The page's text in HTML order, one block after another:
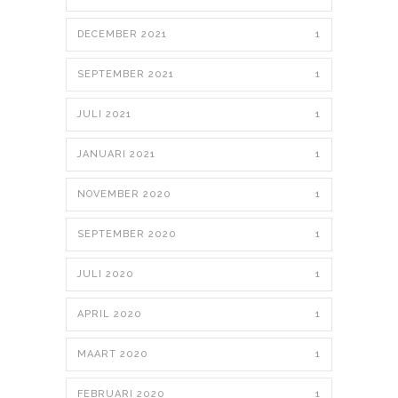
DECEMBER 2021 1
SEPTEMBER 2021 1
JULI 2021 1
JANUARI 2021 1
NOVEMBER 2020 1
SEPTEMBER 2020 1
JULI 2020 1
APRIL 2020 1
MAART 2020 1
FEBRUARI 2020 1